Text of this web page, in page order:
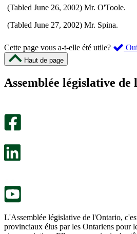
(Tabled June 26, 2002) Mr. O'Toole.
(Tabled June 27, 2002) Mr. Spina.
Cette page vous a-t-elle été utile? Oui
Haut de page
Assemblée législative de
L'Assemblée législative de l'Ontario,
provinciaux élus par les Ontariens pour